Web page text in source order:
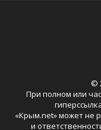
©
При полном или
«Крым.net» может не
и